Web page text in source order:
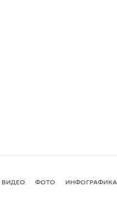
ВИДЕО ФОТО ИНФОГРАФИКА